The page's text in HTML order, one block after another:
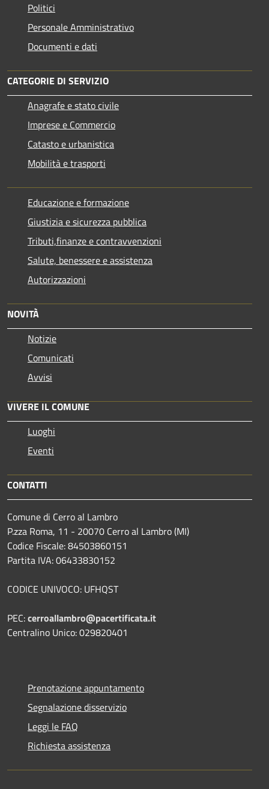
Politici
Personale Amministrativo
Documenti e dati
CATEGORIE DI SERVIZIO
Anagrafe e stato civile
Imprese e Commercio
Catasto e urbanistica
Mobilità e trasporti
Educazione e formazione
Giustizia e sicurezza pubblica
Tributi,finanze e contravvenzioni
Salute, benessere e assistenza
Autorizzazioni
NOVITÀ
Notizie
Comunicati
Avvisi
VIVERE IL COMUNE
Luoghi
Eventi
CONTATTI
Comune di Cerro al Lambro
P.zza Roma, 11 - 20070 Cerro al Lambro (MI)
Codice Fiscale: 84503860151
Partita IVA: 06433830152
CODICE UNIVOCO: UFHQST
PEC:cerroallambro@pacertificata.it
Centralino Unico: 029820401
Prenotazione appuntamento
Segnalazione disservizio
Leggi le FAQ
Richiesta assistenza